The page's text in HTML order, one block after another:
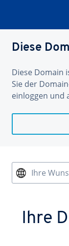
Diese
Diese Domain
Sie der
einloggen und
Ihre
Ihre